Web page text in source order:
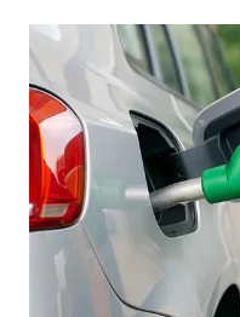
Bản tin tổng hợp 02/